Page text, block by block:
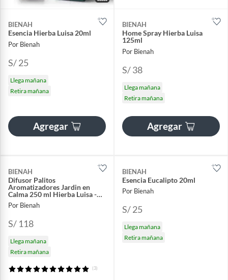
BIENAH
Esencia Hierba Luisa 20ml
Por Bienah
S/ 25
Llega mañana
Retira mañana
Agregar
BIENAH
Home Spray Hierba Luisa
125ml
Por Bienah
S/ 38
Llega mañana
Retira mañana
Agregar
BIENAH
Difusor Palitos
Aromatizadores Jardin en
Calma 250 ml Hierba Luisa -
Aroma
Por Bienah
S/ 118
Llega mañana
Retira mañana
(3)
BIENAH
Esencia Eucalipto 20ml
Por Bienah
S/ 25
Llega mañana
Retira mañana